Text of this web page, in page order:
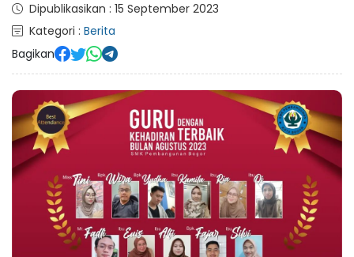
Dipublikasikan : 15 September 2023
Kategori : Berita
Bagikan